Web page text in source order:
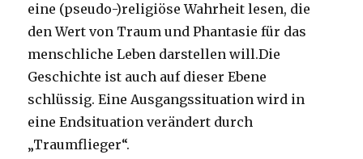
eine (pseudo-)religiöse Wahrheit lesen, die
den Wert von Traum und Phantasie für das
menschliche Leben darstellen will.Die
Geschichte ist auch auf dieser Ebene
schlüssig. Eine Ausgangssituation wird in
eine Endsituation verändert durch
„Traumflieger“.